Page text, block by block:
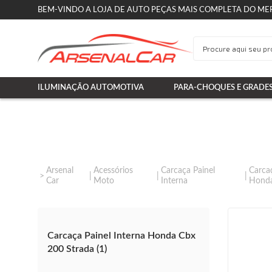
BEM-VINDO A LOJA DE AUTO PEÇAS MAIS COMPLETA DO
ILUMINAÇÃO AUTOMOTIVA PARA-CHOQUES E
Arsenal
Car
Acessórios
Moto
Carcaça Painel
Interna
Carcaça Painel Interna Honda Cbx
200 Strada (1)